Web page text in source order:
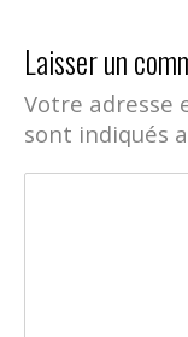
Laisser un
Votre adresse
sont indiqués